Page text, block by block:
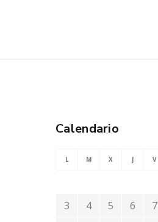
Calendario
L M X J V
3
4 5 6 7